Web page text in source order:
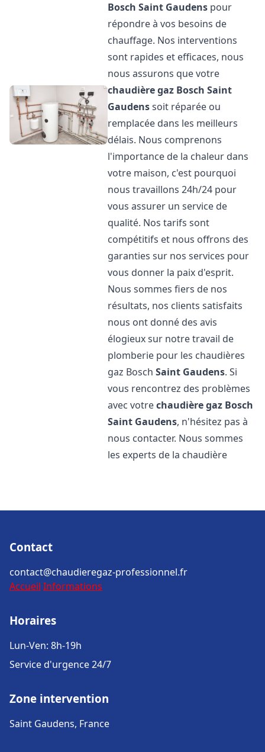
Bosch Saint Gaudens pour
répondre à vos besoins de
chauffage. Nos interventions
sont rapides et efficaces, nous
nous assurons que votre
chaudière gaz Bosch Saint
Gaudenssoit réparée ou
remplacée dans les meilleurs
délais. Nous comprenons
l'importance de la chaleur dans
votre maison, c'est pourquoi
nous travaillons 24h/24 pour
vous assurer un service de
qualité. Nos tarifs sont
compétitifs et nous offrons des
garanties sur nos services pour
vous donner la paix d'esprit.
Nous sommes fiers de nos
résultats, nos clients satisfaits
nous ont donné des avis
élogieux sur notre travail de
plomberie pour les chaudières
gaz BoschSaint Gaudens. Si
vous rencontrez des problèmes
avec votrechaudière gaz Bosch
Saint Gaudens, n'hésitez pas à
nous contacter. Nous sommes
les experts de la chaudière
Contact
contact@chaudieregaz-professionnel.fr
Accueil Informations
Horaires
Lun-Ven: 8h-19h
Service d'urgence 24/7
Zone intervention
Saint Gaudens, France